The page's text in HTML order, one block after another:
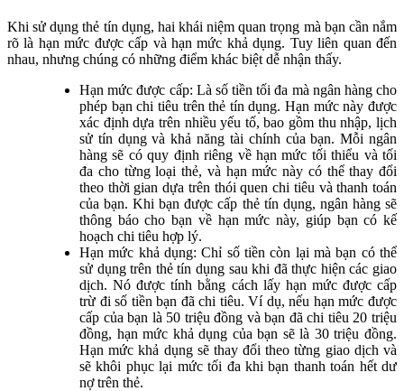
Khi sử dụng thẻ tín dụng, hai khái niệm quan trọng mà bạn cần nắm
rõ là hạn mức được cấp và hạn mức khả dụng. Tuy liên quan đến
nhau, nhưng chúng có những điểm khác biệt dễ nhận thấy.
Hạn mức được cấp: Là số tiền tối đa mà ngân hàng cho
phép bạn chi tiêu trên thẻ tín dụng. Hạn mức này được
xác định dựa trên nhiều yếu tố, bao gồm thu nhập, lịch
sử tín dụng và khả năng tài chính của bạn. Mỗi ngân
hàng sẽ có quy định riêng về hạn mức tối thiểu và tối
đa cho từng loại thẻ, và hạn mức này có thể thay đổi
theo thời gian dựa trên thói quen chi tiêu và thanh toán
của bạn. Khi bạn được cấp thẻ tín dụng, ngân hàng sẽ
thông báo cho bạn về hạn mức này, giúp bạn có kế
hoạch chi tiêu hợp lý.
Hạn mức khả dụng: Chỉ số tiền còn lại mà bạn có thể
sử dụng trên thẻ tín dụng sau khi đã thực hiện các giao
dịch. Nó được tính bằng cách lấy hạn mức được cấp
trừ đi số tiền bạn đã chi tiêu. Ví dụ, nếu hạn mức được
cấp của bạn là 50 triệu đồng và bạn đã chi tiêu 20 triệu
đồng, hạn mức khả dụng của bạn sẽ là 30 triệu đồng.
Hạn mức khả dụng sẽ thay đổi theo từng giao dịch và
sẽ khôi phục lại mức tối đa khi bạn thanh toán hết dư
nợ trên thẻ.